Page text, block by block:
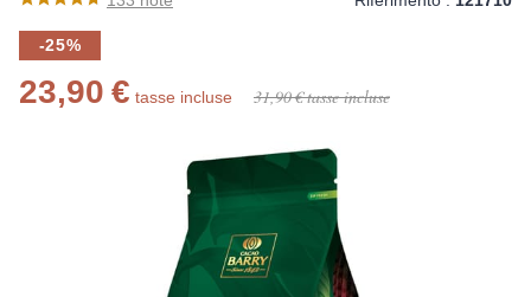
-25%
23,90 € tasse incluse 31,90 €tasse incluse